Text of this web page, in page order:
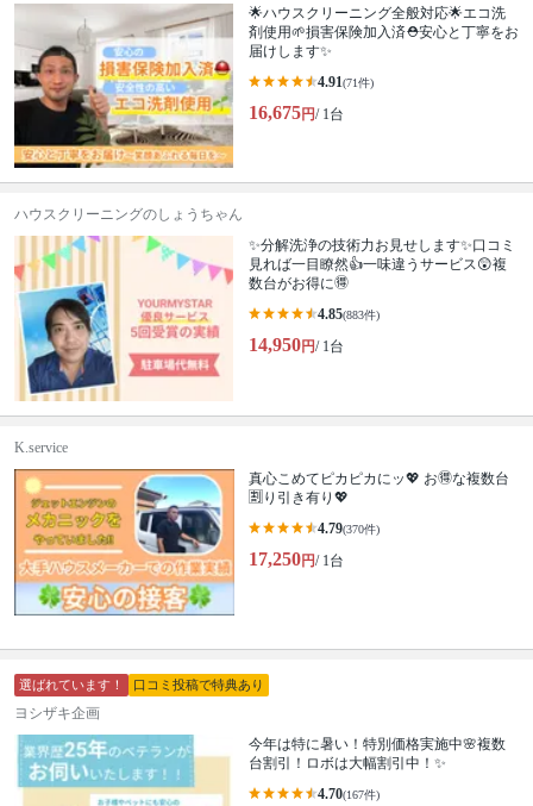
🌟ハウスクリーニング全般対応🌟エコ洗
剤使用🌱損害保険加入済⛑️安心と丁寧をお
届けします✨
4.91(71件)
16,675円/ 1台
ハウスクリーニングのしょうちゃん
✨分解洗浄の技術力お見せします✨口コミ
見れば一目瞭然👍一味違うサービス😲複
数台がお得に🉐
4.85(883件)
14,950円/ 1台
K.service
真心こめてピカピカにッ💖 お🉐な複数台
🈹り引き有り💖
4.79(370件)
17,250円/ 1台
選ばれています！ 口コミ投稿で特典あり
ヨシザキ企画
今年は特に暑い！特別価格実施中🌸複数
台割引！ロボは大幅割引中！✨
4.70(167件)